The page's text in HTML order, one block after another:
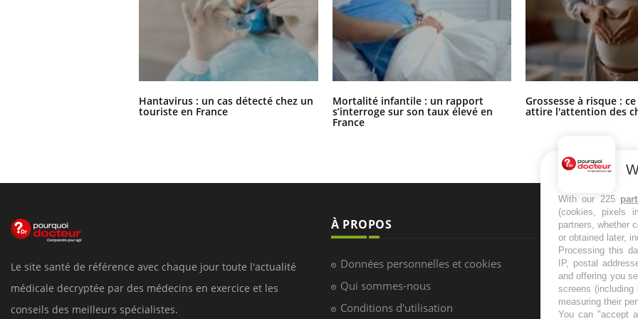
Hantavirus : un cas détecté chez un
touriste en France
Mortalité infantile : un rapport
s’interroge sur son taux élevé en
France
Grossesse à risque :
attire l'attention des
Le site santé de référence avec chaque jour toute l'actualité
médicale decryptée par des médecins en exercice et les
conseils des meilleurs spécialistes.
À PROPOS
Données personnelles et cookies
Qui sommes-nous
Conditions d'utilisation
Recevez
infos santé
With our 225
(cookies, pixels
partners, whether
or obtained later,
Processing this
IP, postal
and offering you
screens
measuring their
You can "accept